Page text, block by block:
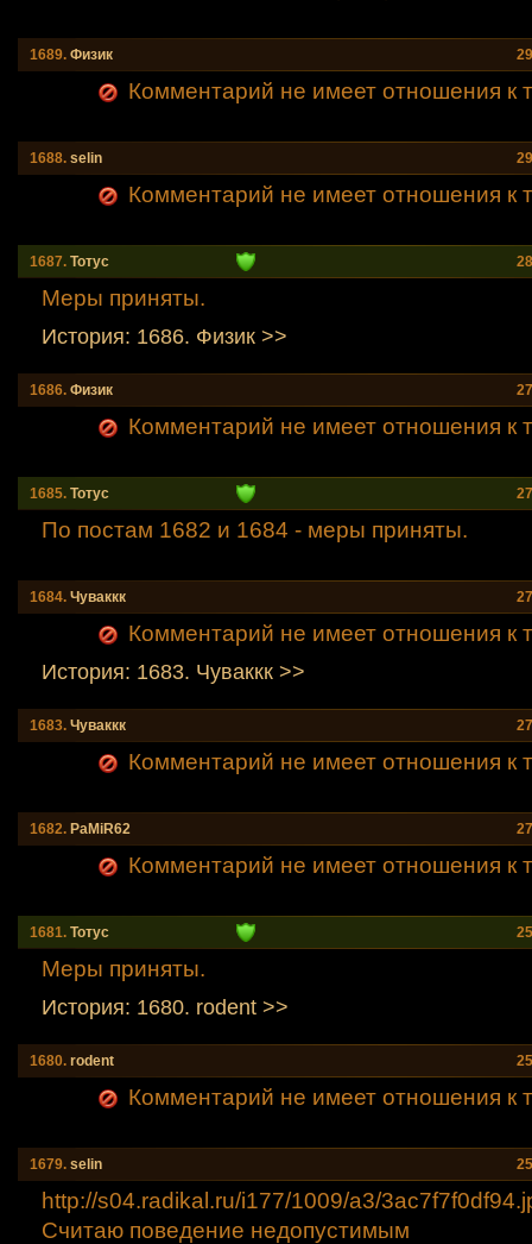
1689. Физик
Комментарий не имеет отношения к
1688. selin
Комментарий не имеет отношения к
1687. Тотус
Меры приняты.
История: 1686. Физик >>
1686. Физик
Комментарий не имеет отношения к
1685. Тотус
По постам 1682 и 1684 - меры приняты.
1684. Чуваккк
Комментарий не имеет отношения к
История: 1683. Чуваккк >>
1683. Чуваккк
Комментарий не имеет отношения к
1682. PaMiR62
Комментарий не имеет отношения к
1681. Тотус
Меры приняты.
История: 1680. rodent >>
1680. rodent
Комментарий не имеет отношения к
1679. selin
http://s04.radikal.ru/i177/1009/a3/3ac7f7f0df9
Считаю поведение недопустимым